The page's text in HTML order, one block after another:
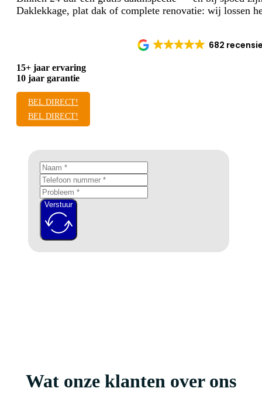
Daklekkage, plat dak of complete renovatie: wij lossen
682
15+ jaar ervaring
10 jaar garantie
BEL DIRECT!
BEL DIRECT!
Verstuur
Wat onze klanten over ons